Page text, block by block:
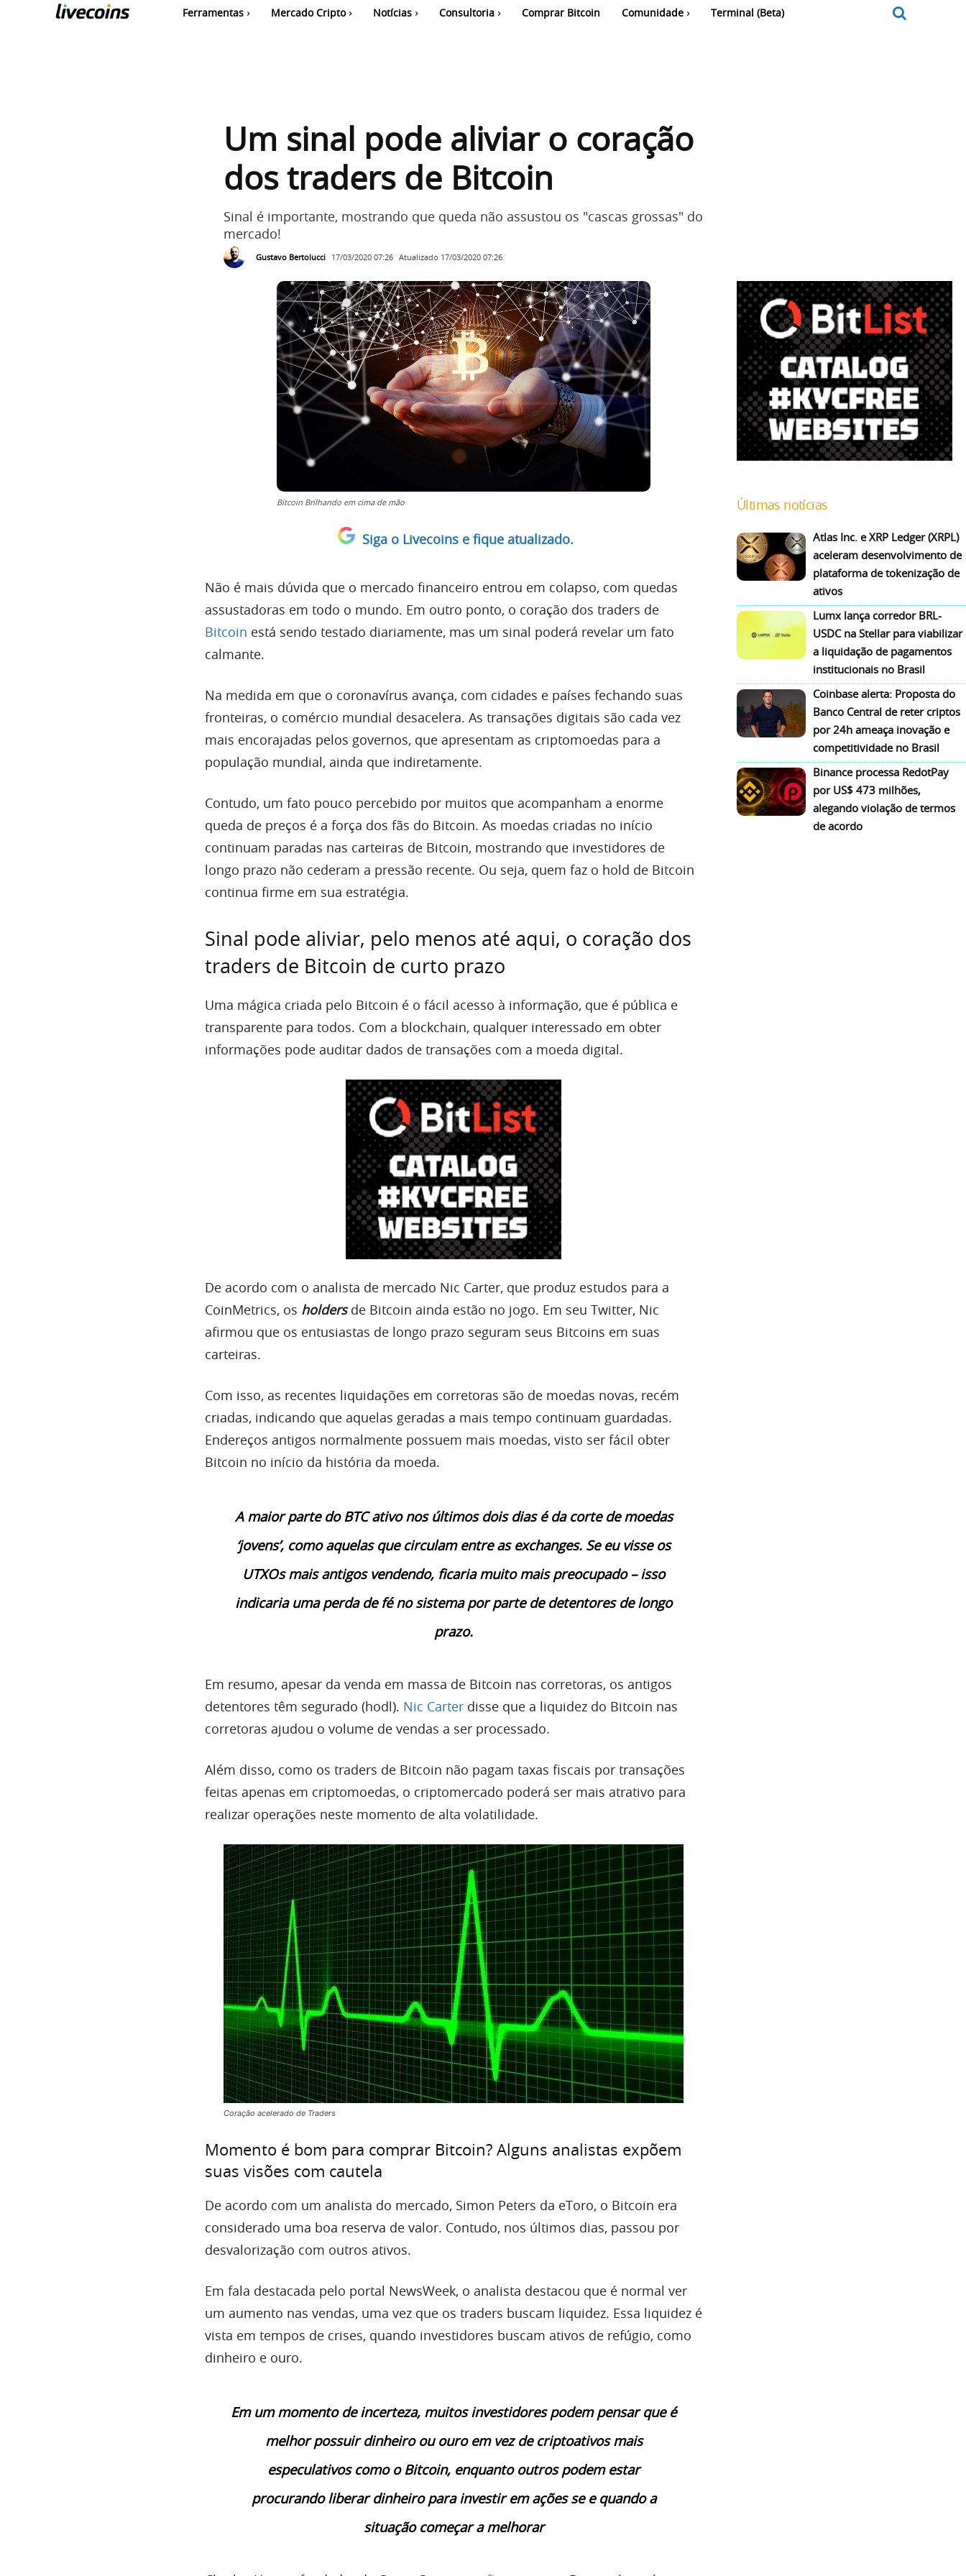
Ferramentas Mercado Cripto Notícias Consultoria Comprar Bitcoin Comunidade Terminal (Beta)
Um sinal pode aliviar o coração
dos traders de Bitcoin
Sinal é importante, mostrando que queda não assustou os "cascas grossas" do
mercado!
Gustavo Bertolucci 17/03/2020 07:26 Atualizado 17/03/2020 07:26
Bitcoin Brilhando em cima de mão
Siga o Livecoins e fique atualizado.
Não é mais dúvida que o mercado financeiro entrou em colapso, com quedas
assustadoras em todo o mundo. Em outro ponto, o coração dos traders de
Bitcoin está sendo testado diariamente, mas um sinal poderá revelar um fato
calmante.
Na medida em que o coronavírus avança, com cidades e países fechando suas
fronteiras, o comércio mundial desacelera. As transações digitais são cada vez
mais encorajadas pelos governos, que apresentam as criptomoedas para a
população mundial, ainda que indiretamente.
Contudo, um fato pouco percebido por muitos que acompanham a enorme
queda de preços é a força dos fãs do Bitcoin. As moedas criadas no início
continuam paradas nas carteiras de Bitcoin, mostrando que investidores de
longo prazo não cederam a pressão recente. Ou seja, quem faz o hold de Bitcoin
continua firme em sua estratégia.
Sinal pode aliviar, pelo menos até aqui, o coração dos
traders de Bitcoin de curto prazo
Uma mágica criada pelo Bitcoin é o fácil acesso à informação, que é pública e
transparente para todos. Com a blockchain, qualquer interessado em obter
informações pode auditar dados de transações com a moeda digital.
De acordo com o analista de mercado Nic Carter, que produz estudos para a
CoinMetrics, os holders de Bitcoin ainda estão no jogo. Em seu Twitter, Nic
afirmou que os entusiastas de longo prazo seguram seus Bitcoins em suas
carteiras.
Com isso, as recentes liquidações em corretoras são de moedas novas, recém
criadas, indicando que aquelas geradas a mais tempo continuam guardadas.
Endereços antigos normalmente possuem mais moedas, visto ser fácil obter
Bitcoin no início da história da moeda.
A maior parte do BTC ativo nos últimos dois dias é da corte de moedas
‘jovens’, como aquelas que circulam entre as exchanges. Se eu visse os
UTXOs mais antigos vendendo, ficaria muito mais preocupado – isso
indicaria uma perda de fé no sistema por parte de detentores de longo
prazo.
Em resumo, apesar da venda em massa de Bitcoin nas corretoras, os antigos
detentores têm segurado (hodl). Nic Carter disse que a liquidez do Bitcoin nas
corretoras ajudou o volume de vendas a ser processado.
Além disso, como os traders de Bitcoin não pagam taxas fiscais por transações
feitas apenas em criptomoedas, o criptomercado poderá ser mais atrativo para
realizar operações neste momento de alta volatilidade.
Coração acelerado de Traders
Momento é bom para comprar Bitcoin? Alguns analistas expõem
suas visões com cautela
De acordo com um analista do mercado, Simon Peters da eToro, o Bitcoin era
considerado uma boa reserva de valor. Contudo, nos últimos dias, passou por
desvalorização com outros ativos.
Em fala destacada pelo portal NewsWeek, o analista destacou que é normal ver
um aumento nas vendas, uma vez que os traders buscam liquidez. Essa liquidez é
vista em tempos de crises, quando investidores buscam ativos de refúgio, como
dinheiro e ouro.
Em um momento de incerteza, muitos investidores podem pensar que é
melhor possuir dinheiro ou ouro em vez de criptoativos mais
especulativos como o Bitcoin, enquanto outros podem estar
procurando liberar dinheiro para investir em ações se e quando a
situação começar a melhorar
Últimas notícias
Atlas Inc. e XRP Ledger (XRPL)
aceleram desenvolvimento de
plataforma de tokenização de
ativos
Lumx lança corredor BRL-
USDC na Stellar para viabilizar
a liquidação de pagamentos
institucionais no Brasil
Coinbase alerta: Proposta do
Banco Central de reter criptos
por 24h ameaça inovação e
competitividade no Brasil
Binance processa RedotPay
por US$ 473 milhões,
alegando violação de termos
de acordo